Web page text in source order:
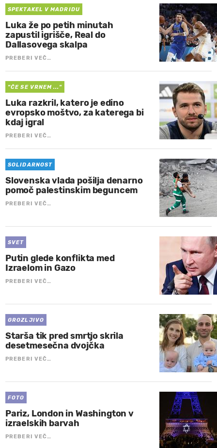
SPEKTAKEL V MADRIDU
Luka že po petih minutah
zapustil igrišče, Real do
Dallasovega skalpa
PREBERI VEČ…
"ČE SE VRNEM ..."
Luka razkril, katero je edino
evropsko moštvo, za katerega bi
kdaj igral
PREBERI VEČ…
SOLIDARNOST
Slovenska vlada pošilja denarno
pomoč palestinskim beguncem
PREBERI VEČ…
SVET
Putin glede konflikta med
Izraelom in Gazo
PREBERI VEČ…
GROZLJIVO
Starša tik pred smrtjo skrila
desetmesečna dvojčka
PREBERI VEČ…
FOTO
Pariz, London in Washington v
izraelskih barvah
PREBERI VEČ…